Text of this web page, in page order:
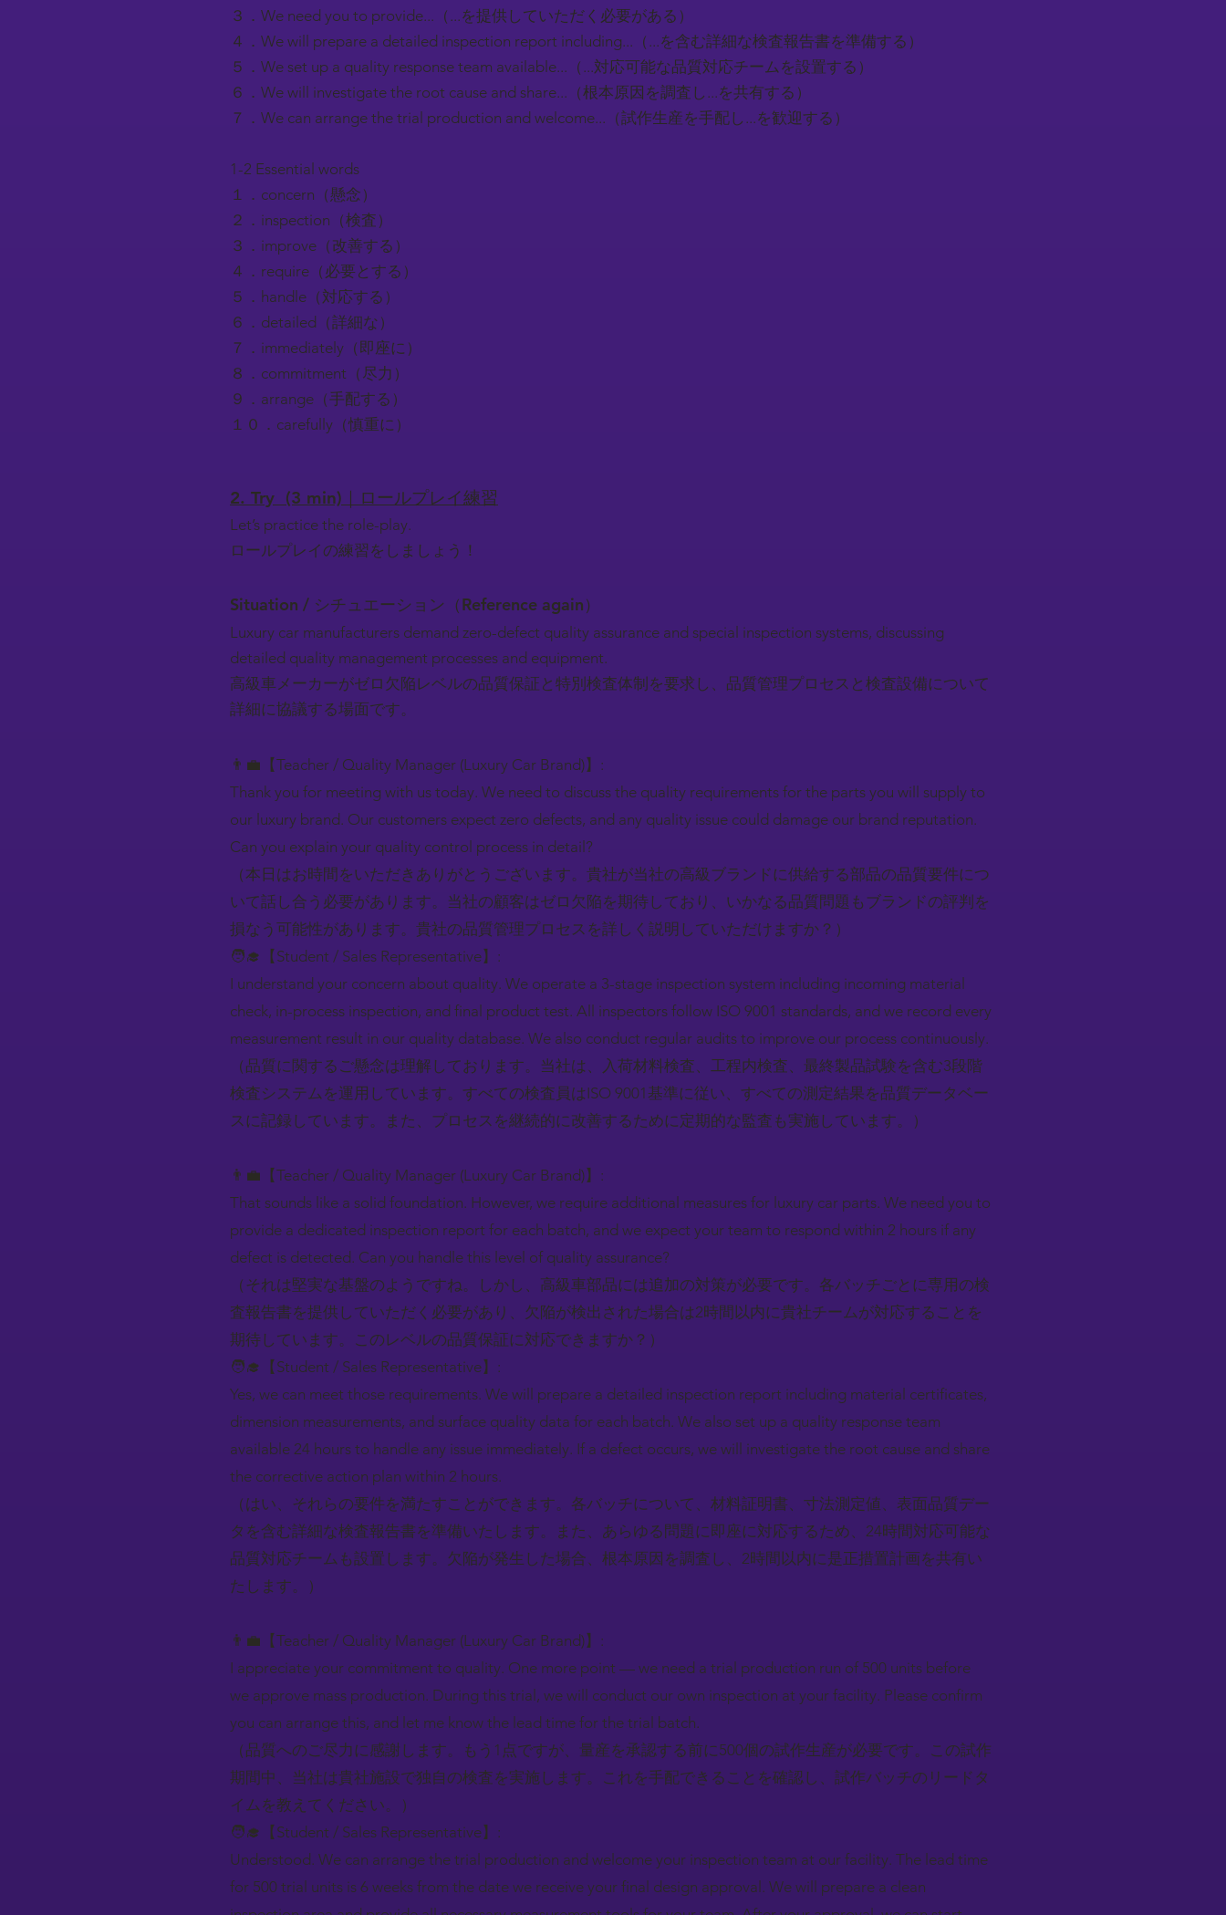
３．We need you to provide...（...を提供していただく必要がある）
４．We will prepare a detailed inspection report including...（...を含む詳細な検査報告書を準備する）
５．We set up a quality response team available...（...対応可能な品質対応チームを設置する）
６．We will investigate the root cause and share...（根本原因を調査し...を共有する）
７．We can arrange the trial production and welcome...（試作生産を手配し...を歓迎する）
1-2 Essential words
１．concern（懸念）
２．inspection（検査）
３．improve（改善する）
４．require（必要とする）
５．handle（対応する）
６．detailed（詳細な）
７．immediately（即座に）
８．commitment（尽力）
９．arrange（手配する）
１０．carefully（慎重に）
2. Try (3 min)｜ロールプレイ練習
Let’s practice the role-play.
ロールプレイの練習をしましょう！
Situation / シチュエーション（Reference again）
Luxury car manufacturers demand zero-defect quality assurance and special inspection systems, discussing
detailed quality management processes and equipment.
高級車メーカーがゼロ欠陥レベルの品質保証と特別検査体制を要求し、品質管理プロセスと検査設備について
詳細に協議する場面です。
👨‍💼【Teacher / Quality Manager (Luxury Car Brand)】:
Thank you for meeting with us today. We need to discuss the quality requirements for the parts you will supply to
our luxury brand. Our customers expect zero defects, and any quality issue could damage our brand reputation.
Can you explain your quality control process in detail?
（本日はお時間をいただきありがとうございます。貴社が当社の高級ブランドに供給する部品の品質要件につ
いて話し合う必要があります。当社の顧客はゼロ欠陥を期待しており、いかなる品質問題もブランドの評判を
損なう可能性があります。貴社の品質管理プロセスを詳しく説明していただけますか？）
🧑‍🎓【Student / Sales Representative】:
I understand your concern about quality. We operate a 3-stage inspection system including incoming material
check, in-process inspection, and final product test. All inspectors follow ISO 9001 standards, and we record every
measurement result in our quality database. We also conduct regular audits to improve our process continuously.
（品質に関するご懸念は理解しております。当社は、入荷材料検査、工程内検査、最終製品試験を含む3段階
検査システムを運用しています。すべての検査員はISO 9001基準に従い、すべての測定結果を品質データベー
スに記録しています。また、プロセスを継続的に改善するために定期的な監査も実施しています。）
👨‍💼【Teacher / Quality Manager (Luxury Car Brand)】:
That sounds like a solid foundation. However, we require additional measures for luxury car parts. We need you to
provide a dedicated inspection report for each batch, and we expect your team to respond within 2 hours if any
defect is detected. Can you handle this level of quality assurance?
（それは堅実な基盤のようですね。しかし、高級車部品には追加の対策が必要です。各バッチごとに専用の検
査報告書を提供していただく必要があり、欠陥が検出された場合は2時間以内に貴社チームが対応することを
期待しています。このレベルの品質保証に対応できますか？）
🧑‍🎓【Student / Sales Representative】:
Yes, we can meet those requirements. We will prepare a detailed inspection report including material certificates,
dimension measurements, and surface quality data for each batch. We also set up a quality response team
available 24 hours to handle any issue immediately. If a defect occurs, we will investigate the root cause and share
the corrective action plan within 2 hours.
（はい、それらの要件を満たすことができます。各バッチについて、材料証明書、寸法測定値、表面品質デー
タを含む詳細な検査報告書を準備いたします。また、あらゆる問題に即座に対応するため、24時間対応可能な
品質対応チームも設置します。欠陥が発生した場合、根本原因を調査し、2時間以内に是正措置計画を共有い
たします。）
👨‍💼【Teacher / Quality Manager (Luxury Car Brand)】:
I appreciate your commitment to quality. One more point — we need a trial production run of 500 units before
we approve mass production. During this trial, we will conduct our own inspection at your facility. Please confirm
you can arrange this, and let me know the lead time for the trial batch.
（品質へのご尽力に感謝します。もう1点ですが、量産を承認する前に500個の試作生産が必要です。この試作
期間中、当社は貴社施設で独自の検査を実施します。これを手配できることを確認し、試作バッチのリードタ
イムを教えてください。）
🧑‍🎓【Student / Sales Representative】:
Understood. We can arrange the trial production and welcome your inspection team at our facility. The lead time
for 500 trial units is 6 weeks from the date we receive your final design approval. We will prepare a clean